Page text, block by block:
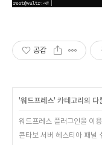
공감
'워드프레스' 카테고리의 다
워드프레스 플러그인을 이
콘타보 서버 헤스티아 패널